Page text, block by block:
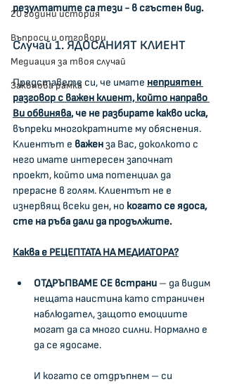
20 години история
Въпроси и отговори
Медиация за твоя случай
Законова рамка
резултатите са тези - в сгъстен вид.
Случай 1. ЯДОСАНИЯТ КЛИЕНТ
Представете си, че имате неприятен
разговор с важен клиент, който направо
Ви обвинява, че не разбирате какво иска,
въпреки многократните му обяснения.
Клиентът е важен за Вас, доколкото с
него имате интересен започнат
проект, който има потенциал да
прерасне в голям. Клиентът не е
изнервящ всеки ден, но когато се ядоса,
сте на ръба дали да продължите.
Каква е РЕЦЕПТАТА НА МЕДИАТОРА?
ОТДРЪПВАМЕ СЕ встрани – да видим
нещата наистина като страничен
наблюдател, защото емоциите
могат да са много силни. Нормално е
да се ядосаме.
И когато се отдръпнем – си